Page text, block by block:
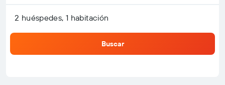
2 huéspedes, 1 habitación
Buscar